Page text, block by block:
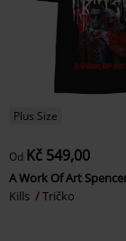
Plus Size
Od Kč 549,00
A Work Of Art
Kills
Tričko